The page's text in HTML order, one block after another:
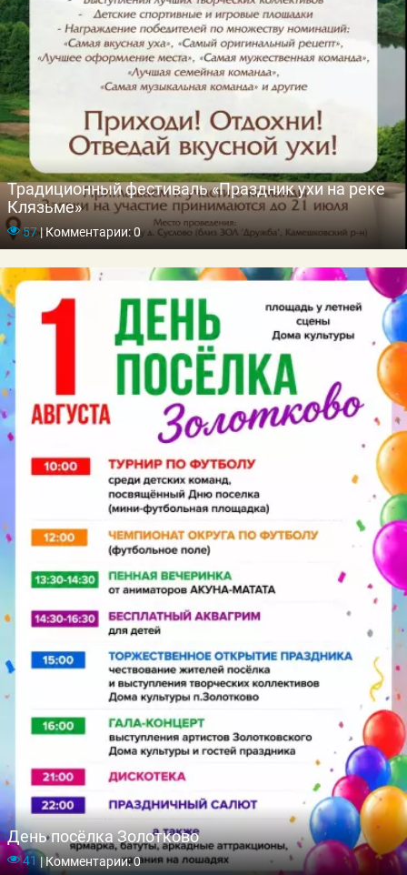
Традиционный фестиваль «Праздник ухи на реке
Клязьме»
57|Комментарии: 0
День посёлка Золотково
41|Комментарии: 0